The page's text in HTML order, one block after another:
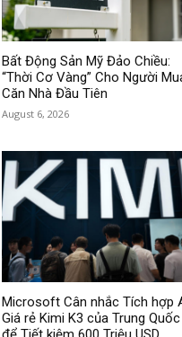
Bất Động Sản Mỹ Đảo Chiều:
“Thời Cơ Vàng” Cho Người
Căn Nhà Đầu Tiên
August 6, 2026
Microsoft Cân nhắc Tích hợp
Giá rẻ Kimi K3 của Trung Quốc